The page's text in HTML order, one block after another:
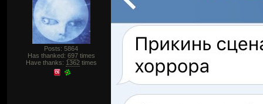
Posts: 5864
Has thanked: 697times
Have thanks: 1362times